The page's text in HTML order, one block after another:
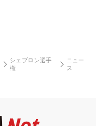
シェブロン選手
権
ニュー
ス